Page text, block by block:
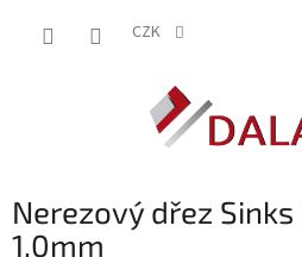
CZK
Nerezový dřez Sinks
1,0mm